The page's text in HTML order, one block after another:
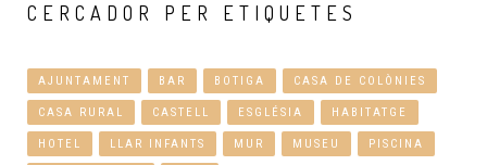
CERCADOR PER ETIQUETES
AJUNTAMENT BAR BOTIGA CASA DE COLÒNIES
CASA RURAL CASTELL ESGLÉSIA HABITATGE
HOTEL LLAR INFANTS MUR MUSEU PISCINA